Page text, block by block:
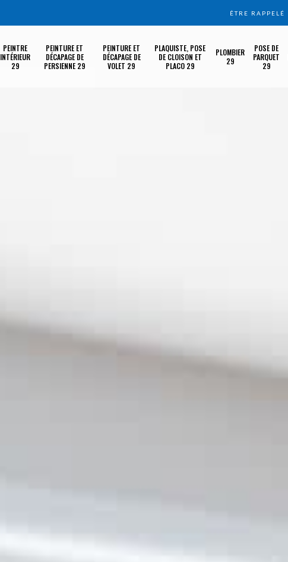
ÊTRE RAPPELÉ
PEINTRE
INTÉRIEUR
29
PEINTURE ET
DÉCAPAGE DE
PERSIENNE 29
PEINTURE ET
DÉCAPAGE DE
VOLET 29
PLAQUISTE, POSE
DE CLOISON ET
PLACO 29
PLOMBIER
29
POSE DE
PARQUET
29